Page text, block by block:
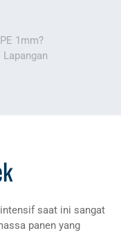
1mm?
saat ini sangat
panen yang